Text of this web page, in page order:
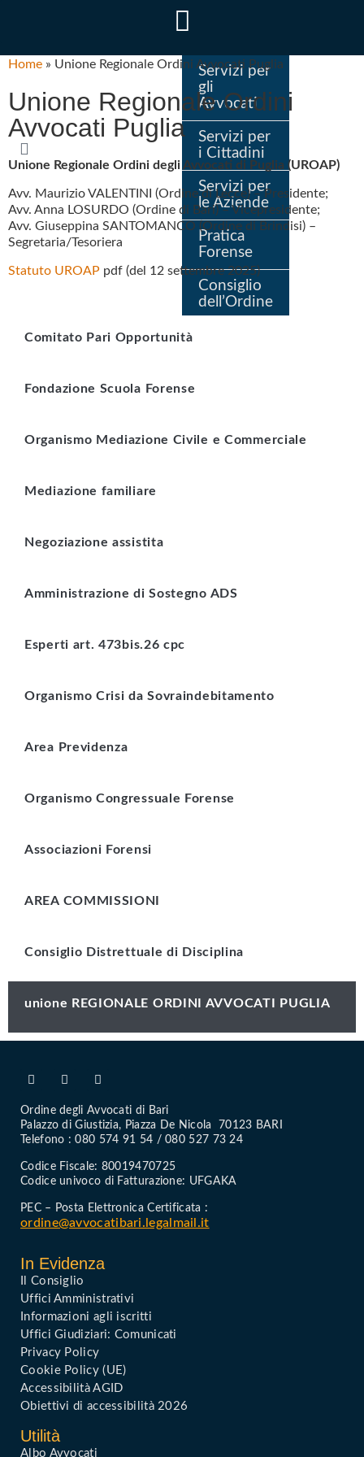
Servizi per
gli
Avvocati
Servizi per
i Cittadini
Servizi per
le Aziende
Pratica
Forense
Consiglio
dell’Ordine
Home » Unione Regionale Ordini Avvocati Puglia
Unione Regionale Ordini
Avvocati Puglia
Unione Regionale Ordini degli Avvocati di Puglia (UROAP)
Avv. Maurizio VALENTINI (Ordine di Lecce) – Presidente;
Avv. Anna LOSURDO (Ordine di Bari) – Vicepresidente;
Avv. Giuseppina SANTOMANCO (Ordine di Brindisi) –
Segretaria/Tesoriera
Statuto UROAP pdf (del 12 settembre 2025)
Comitato Pari Opportunità
Fondazione Scuola Forense
Organismo Mediazione Civile e Commerciale
Mediazione familiare
Negoziazione assistita
Amministrazione di Sostegno ADS
Esperti art. 473bis.26 cpc
Organismo Crisi da Sovraindebitamento
Area Previdenza
Organismo Congressuale Forense
Associazioni Forensi
AREA COMMISSIONI
Consiglio Distrettuale di Disciplina
unione REGIONALE ORDINI AVVOCATI PUGLIA
Ordine degli Avvocati di Bari
Palazzo di Giustizia, Piazza De Nicola 70123 BARI
Telefono : 080 574 91 54 / 080 527 73 24
Codice Fiscale: 80019470725
Codice univoco di Fatturazione: UFGAKA
PEC – Posta Elettronica Certificata :
ordine@avvocatibari.legalmail.it
In Evidenza
Il Consiglio
Uffici Amministrativi
Informazioni agli iscritti
Uffici Giudiziari: Comunicati
Privacy Policy
Cookie Policy (UE)
Accessibilità AGID
Obiettivi di accessibilità 2026
Utilità
Albo Avvocati